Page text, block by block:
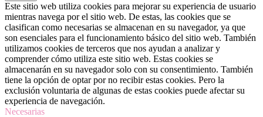
Este sitio web utiliza cookies para mejorar su experiencia de usuario
mientras navega por el sitio web. De estas, las cookies que se
clasifican como necesarias se almacenan en su navegador, ya que
son esenciales para el funcionamiento básico del sitio web. También
utilizamos cookies de terceros que nos ayudan a analizar y
comprender cómo utiliza este sitio web. Estas cookies se
almacenarán en su navegador solo con su consentimiento. También
tiene la opción de optar por no recibir estas cookies. Pero la
exclusión voluntaria de algunas de estas cookies puede afectar su
experiencia de navegación.
Necesarias